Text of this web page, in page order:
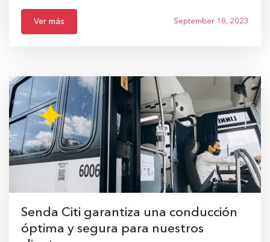
Ver más September 18, 2023
Senda Citi garantiza una conducción
óptima y segura para nuestros